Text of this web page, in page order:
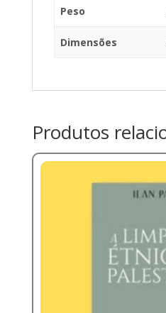
Peso
Dimensões
Produtos